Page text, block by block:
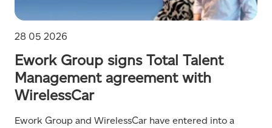
28 05 2026
Ework Group signs Total Talent
Management agreement with
WirelessCar
Ework Group and WirelessCar have entered into a